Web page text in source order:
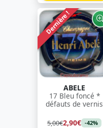
Dernière !
ABELE
17 Bleu foncé *
défauts de vernis
5,00€2,90€ -42%